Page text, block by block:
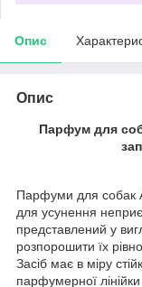
Опис
Опис
Парфум для
Парфуми для собак
для усунення
представлений у
розпорошити їх
Засіб має в міру
парфумерної